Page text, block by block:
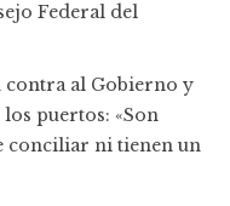
Federal del
contra al Gobierno y
puertos: «Son
conciliar ni tienen un